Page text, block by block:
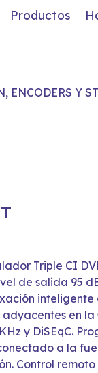
Productos
ENCODERS Y
Triple CI
de salida 95
inteligente
adyacentes en la
y DiSEqC.
a la
Control